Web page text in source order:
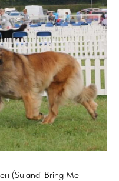
(Sulandi Bring Me